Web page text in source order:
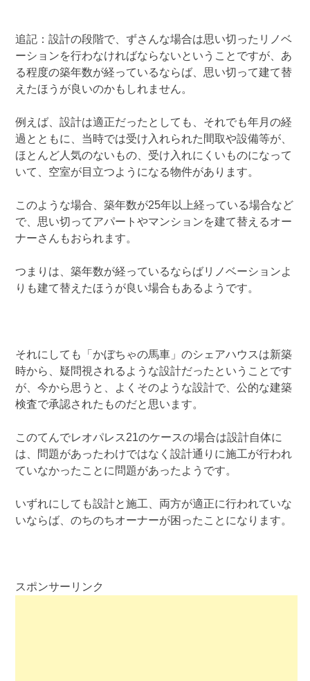
追記：設計の段階で、ずさんな場合は思い切ったリノベ
ーションを行わなければならないということですが、あ
る程度の築年数が経っているならば、思い切って建て替
えたほうが良いのかもしれません。
例えば、設計は適正だったとしても、それでも年月の経
過とともに、当時では受け入れられた間取や設備等が、
ほとんど人気のないもの、受け入れにくいものになって
いて、空室が目立つようになる物件があります。
このような場合、築年数が25年以上経っている場合など
で、思い切ってアパートやマンションを建て替えるオー
ナーさんもおられます。
つまりは、築年数が経っているならばリノベーションよ
りも建て替えたほうが良い場合もあるようです。
それにしても「かぼちゃの馬車」のシェアハウスは新築
時から、疑問視されるような設計だったということです
が、今から思うと、よくそのような設計で、公的な建築
検査で承認されたものだと思います。
このてんでレオパレス21のケースの場合は設計自体に
は、問題があったわけではなく設計通りに施工が行われ
ていなかったことに問題があったようです。
いずれにしても設計と施工、両方が適正に行われていな
いならば、のちのちオーナーが困ったことになります。
スポンサーリンク